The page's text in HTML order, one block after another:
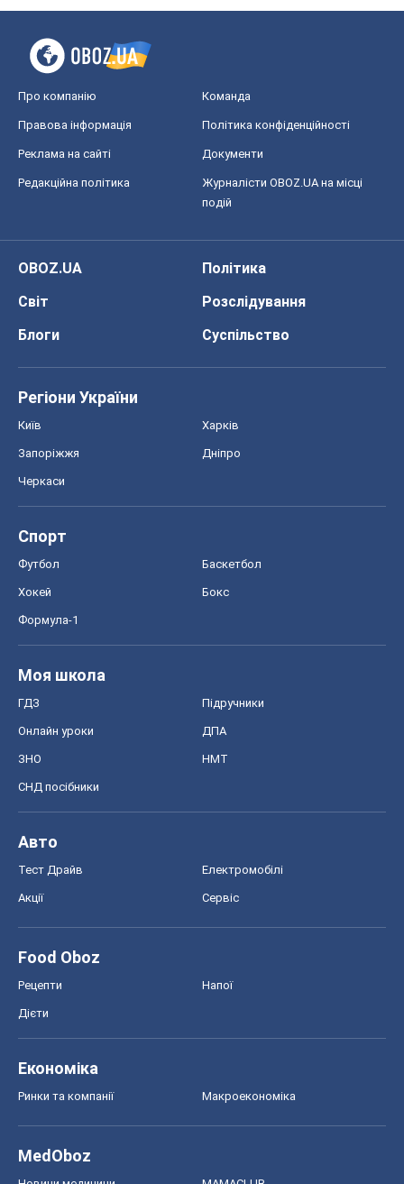
Про компанію Команда
Правова інформація Політика конфіденційності
Реклама на сайті Документи
Редакційна політика
Журналісти OBOZ.UA на місці
подій
OBOZ.UA
Політика
Світ
Розслідування
Блоги
Суспільство
Регіони України
Київ Харків
Запоріжжя Дніпро
Черкаси
Спорт
Футбол Баскетбол
Хокей Бокс
Формула-1
Моя школа
ГДЗ Підручники
Онлайн уроки ДПА
ЗНО НМТ
СНД посібники
Авто
Тест Драйв Електромобілі
Акції Сервіс
Food Oboz
Рецепти Напої
Дієти
Економіка
Ринки та компанії Макроекономіка
MedOboz